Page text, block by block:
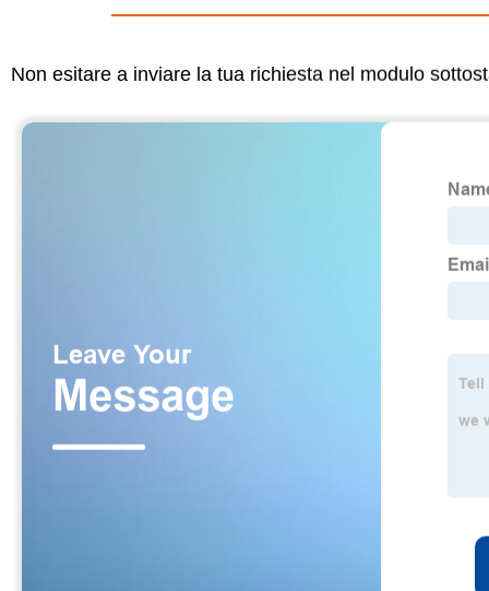
Non esitare a inviare la tua richiesta nel modulo